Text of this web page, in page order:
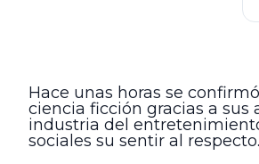
Hace unas horas se
ciencia ficción gracias a
industria del
sociales su sentir al respecto.